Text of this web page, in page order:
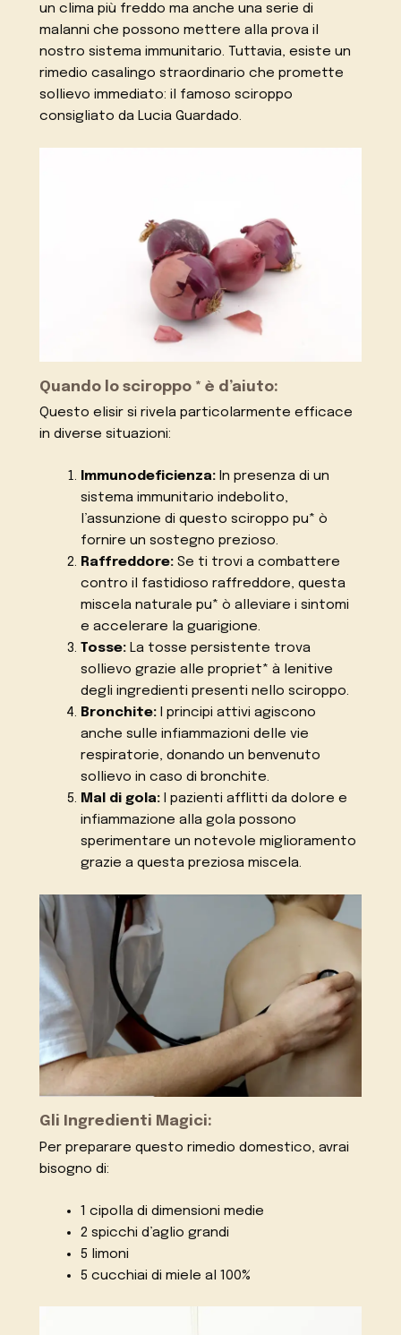
un clima più freddo ma anche una serie di
malanni che possono mettere alla prova il
nostro sistema immunitario. Tuttavia, esiste un
rimedio casalingo straordinario che promette
sollievo immediato: il famoso sciroppo
consigliato da Lucia Guardado.
Quando lo sciroppo * è d’aiuto:
Questo elisir si rivela particolarmente efficace
in diverse situazioni:
Immunodeficienza:In presenza di un
sistema immunitario indebolito,
l’assunzione di questo sciroppo pu* ò
fornire un sostegno prezioso.
Raffreddore:Se ti trovi a combattere
contro il fastidioso raffreddore, questa
miscela naturale pu* ò alleviare i sintomi
e accelerare la guarigione.
Tosse:La tosse persistente trova
sollievo grazie alle propriet* à lenitive
degli ingredienti presenti nello sciroppo.
Bronchite:I principi attivi agiscono
anche sulle infiammazioni delle vie
respiratorie, donando un benvenuto
sollievo in caso di bronchite.
Mal di gola:I pazienti afflitti da dolore e
infiammazione alla gola possono
sperimentare un notevole miglioramento
grazie a questa preziosa miscela.
Gli Ingredienti Magici:
Per preparare questo rimedio domestico, avrai
bisogno di:
1 cipolla di dimensioni medie
2 spicchi d’aglio grandi
5 limoni
5 cucchiai di miele al 100%